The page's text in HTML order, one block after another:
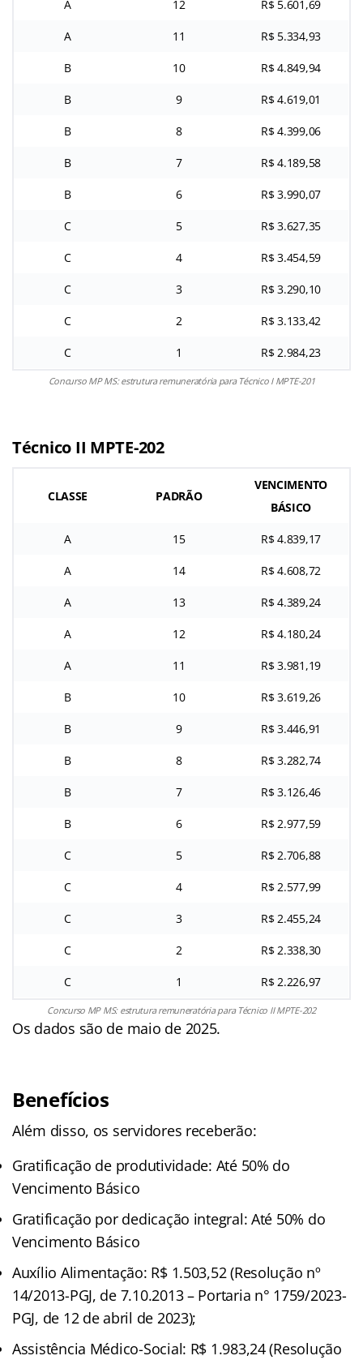
A 12 R$ 5.601,69
A 11 R$ 5.334,93
B 10 R$ 4.849,94
B 9 R$ 4.619,01
B 8 R$ 4.399,06
B 7 R$ 4.189,58
B 6 R$ 3.990,07
C 5 R$ 3.627,35
C 4 R$ 3.454,59
C 3 R$ 3.290,10
C 2 R$ 3.133,42
C 1 R$ 2.984,23
Concurso MP MS: estrutura remuneratória para Técnico I MPTE-201
Técnico II MPTE-202
CLASSE PADRÃO
VENCIMENTO
BÁSICO
A 15 R$ 4.839,17
A 14 R$ 4.608,72
A 13 R$ 4.389,24
A 12 R$ 4.180,24
A 11 R$ 3.981,19
B 10 R$ 3.619,26
B 9 R$ 3.446,91
B 8 R$ 3.282,74
B 7 R$ 3.126,46
B 6 R$ 2.977,59
C 5 R$ 2.706,88
C 4 R$ 2.577,99
C 3 R$ 2.455,24
C 2 R$ 2.338,30
C 1 R$ 2.226,97
Concurso MP MS: estrutura remuneratória para Técnico II MPTE-202
Os dados são de maio de 2025.
Benefícios
Além disso, os servidores receberão:
Gratificação de produtividade: Até 50% do
Vencimento Básico
Gratificação por dedicação integral: Até 50% do
Vencimento Básico
Auxílio Alimentação: R$ 1.503,52 (Resolução nº
14/2013-PGJ, de 7.10.2013 – Portaria n° 1759/2023-
PGJ, de 12 de abril de 2023);
Assistência Médico-Social: R$ 1.983,24 (Resolução